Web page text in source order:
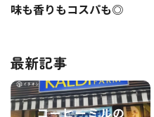
味も香りもコスパも◎
最新記事